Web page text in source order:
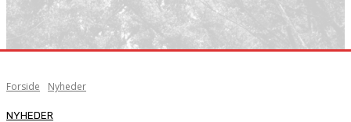
Forside Nyheder
NYHEDER